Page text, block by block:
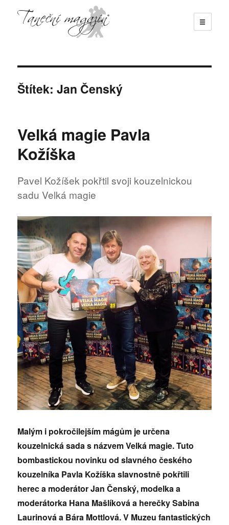
☰
Štítek:Jan Čenský
Velká magie Pavla
Kožíška
Pavel Kožíšek pokřtil svoji kouzelnickou
sadu Velká magie
Malým i pokročilejším mágům je určena
kouzelnická sada s názvem Velká magie. Tuto
bombastickou novinku od slavného českého
kouzelníka Pavla Kožíška slavnostně pokřtili
herec a moderátor Jan Čenský, modelka a
moderátorka Hana Mašlíková a herečky Sabina
Laurinová a Bára Mottlová. V Muzeu fantastických